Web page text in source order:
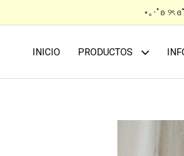
⋆｡‧˚ʚ ୨ৎ
INICIO PRODUCTOS